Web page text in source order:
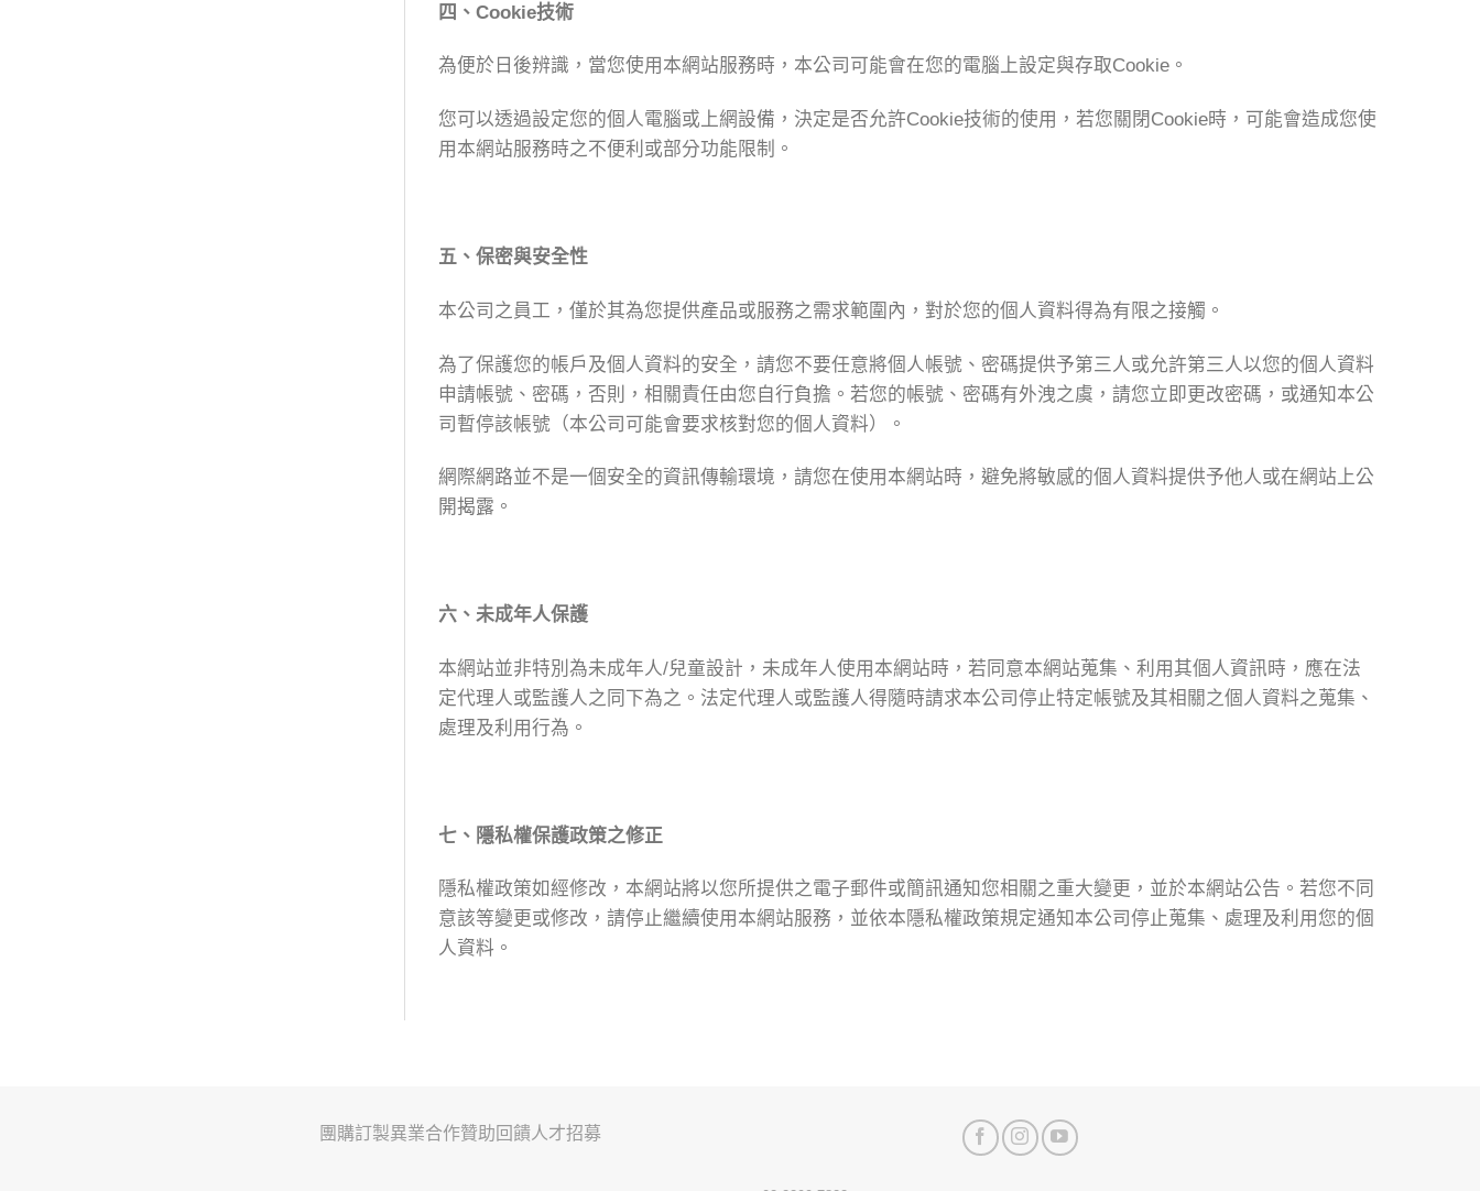
四、 Cookie技術
為便於日後辨識，當您使用本網站服務時，本公司可能會在您的電腦上設定與存取Cookie。
您可以透過設定您的個人電腦或上網設備，決定是否允許Cookie技術的使用，若您關閉Cookie時，可能會造成您使
用本網站服務時之不便利或部分功能限制。
五、保密與安全性
本公司之員工，僅於其為您提供產品或服務之需求範圍內，對於您的個人資料得為有限之接觸。
為了保護您的帳戶及個人資料的安全，請您不要任意將個人帳號、密碼提供予第三人或允許第三人以您的個人資料
申請帳號、密碼，否則，相關責任由您自行負擔。若您的帳號、密碼有外洩之虞，請您立即更改密碼，或通知本公
司暫停該帳號（本公司可能會要求核對您的個人資料）。
網際網路並不是一個安全的資訊傳輸環境，請您在使用本網站時，避免將敏感的個人資料提供予他人或在網站上公
開揭露。
六、未成年人保護
本網站並非特別為未成年人/兒童設計，未成年人使用本網站時，若同意本網站蒐集、利用其個人資訊時，應在法
定代理人或監護人之同下為之。法定代理人或監護人得隨時請求本公司停止特定帳號及其相關之個人資料之蒐集、
處理及利用行為。
七、隱私權保護政策之修正
隱私權政策如經修改，本網站將以您所提供之電子郵件或簡訊通知您相關之重大變更，並於本網站公告。若您不同
意該等變更或修改，請停止繼續使用本網站服務，並依本隱私權政策規定通知本公司停止蒐集、處理及利用您的個
人資料。
團購訂製異業合作贊助回饋人才招募